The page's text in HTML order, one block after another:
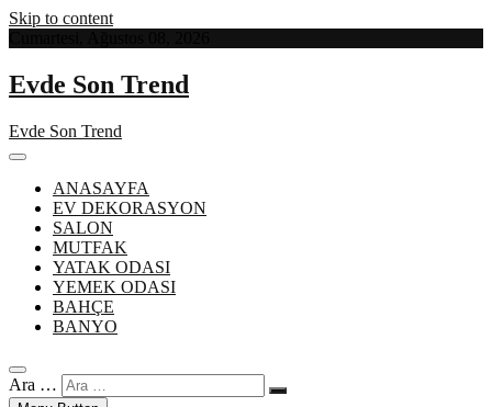
Skip to content
Evde Son Trend
Evde Son Trend
ANASAYFA
EV DEKORASYON
SALON
MUTFAK
YATAK ODASI
YEMEK ODASI
BAHÇE
BANYO
Ara …